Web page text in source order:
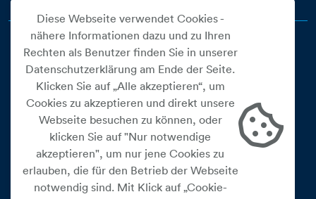
Cookie Einstellungen
Datenschutz
Impressum
Diese Webseite verwendet Cookies -
nähere Informationen dazu und zu Ihren
Rechten als Benutzer finden Sie in unserer
Datenschutzerklärung am Ende der Seite.
Klicken Sie auf „Alle akzeptieren“, um
Cookies zu akzeptieren und direkt unsere
Webseite besuchen zu können, oder
klicken Sie auf "Nur notwendige
akzeptieren", um nur jene Cookies zu
erlauben, die für den Betrieb der Webseite
notwendig sind. Mit Klick auf „Cookie-